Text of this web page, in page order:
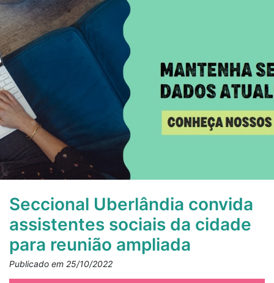
Seccional Uberlândia convida
assistentes sociais da cidade
para reunião ampliada
Publicado em 25/10/2022